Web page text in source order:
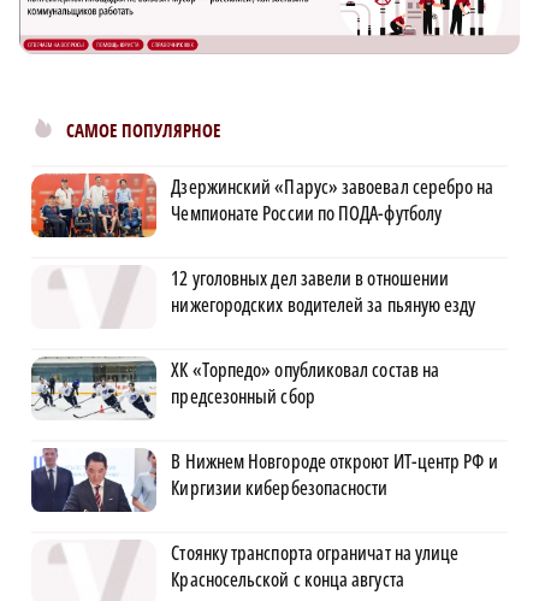
САМОЕ ПОПУЛЯРНОЕ
Дзержинский «Парус» завоевал серебро на
Чемпионате России по ПОДА-футболу
12 уголовных дел завели в отношении
нижегородских водителей за пьяную езду
ХК «Торпедо» опубликовал состав на
предсезонный сбор
В Нижнем Новгороде откроют ИТ-центр РФ и
Киргизии кибербезопасности
Стоянку транспорта ограничат на улице
Красносельской с конца августа